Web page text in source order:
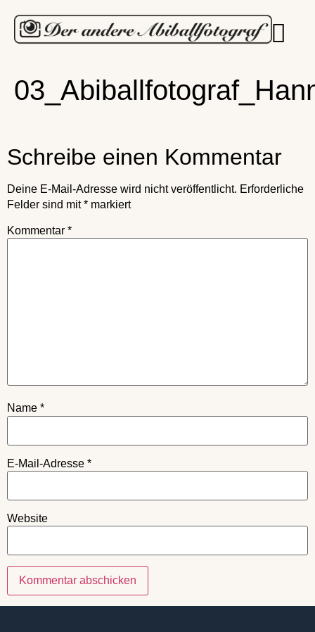
Schreibe einen Kommentar
Deine E-Mail-Adresse wird nicht veröffentlicht. Erforderliche
Felder sind mit* markiert
Kommentar *
Name *
E-Mail-Adresse *
Website